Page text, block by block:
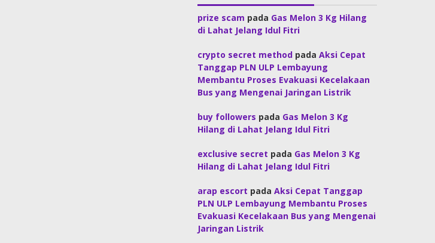
prize scam pada Gas Melon 3 Kg Hilang
di Lahat Jelang Idul Fitri
crypto secret method padaAksi Cepat
Tanggap PLN ULP Lembayung
Membantu Proses Evakuasi Kecelakaan
Bus yang Mengenai Jaringan Listrik
buy followers pada Gas Melon 3 Kg
Hilang di Lahat Jelang Idul Fitri
exclusive secret pada Gas Melon 3 Kg
Hilang di Lahat Jelang Idul Fitri
arap escort padaAksi Cepat Tanggap
PLN ULP Lembayung Membantu Proses
Evakuasi Kecelakaan Bus yang Mengenai
Jaringan Listrik